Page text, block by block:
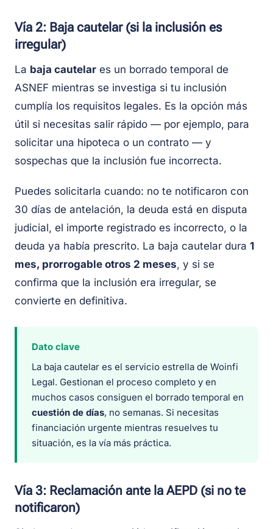
Vía 2: Baja cautelar (si la inclusión es
irregular)
La baja cautelar es un borrado temporal de
ASNEF mientras se investiga si tu inclusión
cumplía los requisitos legales. Es la opción más
útil si necesitas salir rápido — por ejemplo, para
solicitar una hipoteca o un contrato — y
sospechas que la inclusión fue incorrecta.
Puedes solicitarla cuando: no te notificaron con
30 días de antelación, la deuda está en disputa
judicial, el importe registrado es incorrecto, o la
deuda ya había prescrito. La baja cautelar dura 1
mes, prorrogable otros 2 meses, y si se
confirma que la inclusión era irregular, se
convierte en definitiva.
Dato clave
La baja cautelar es el servicio estrella de Woinfi
Legal. Gestionan el proceso completo y en
muchos casos consiguen el borrado temporal en
cuestión de días, no semanas. Si necesitas
financiación urgente mientras resuelves tu
situación, es la vía más práctica.
Vía 3: Reclamación ante la AEPD (si no te
notificaron)